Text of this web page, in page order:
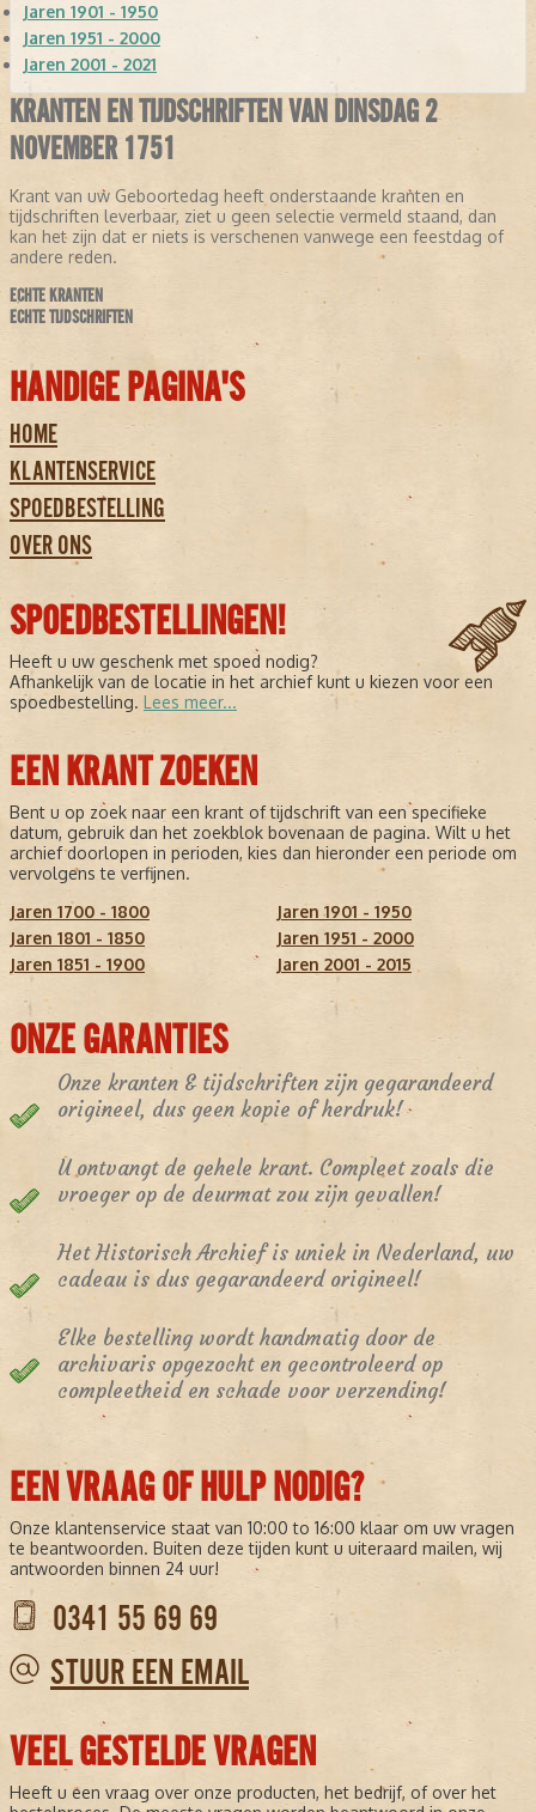
Jaren 1901 - 1950
Jaren 1951 - 2000
Jaren 2001 - 2021
KRANTEN EN TIJDSCHRIFTEN VAN DINSDAG 2
NOVEMBER 1751
Krant van uw Geboortedag heeft onderstaande kranten en
tijdschriften leverbaar, ziet u geen selectie vermeld staand, dan
kan het zijn dat er niets is verschenen vanwege een feestdag of
andere reden.
ECHTE KRANTEN
ECHTE TIJDSCHRIFTEN
HANDIGE PAGINA'S
HOME
KLANTENSERVICE
SPOEDBESTELLING
OVER ONS
SPOEDBESTELLINGEN!
Heeft u uw geschenk met spoed nodig?
Afhankelijk van de locatie in het archief kunt u kiezen voor een
spoedbestelling. Lees meer...
EEN KRANT ZOEKEN
Bent u op zoek naar een krant of tijdschrift van een specifieke
datum, gebruik dan het zoekblok bovenaan de pagina. Wilt u het
archief doorlopen in perioden, kies dan hieronder een periode om
vervolgens te verfijnen.
Jaren 1700 - 1800
Jaren 1801 - 1850
Jaren 1851 - 1900
Jaren 1901 - 1950
Jaren 1951 - 2000
Jaren 2001 - 2015
ONZE GARANTIES
Onze kranten & tijdschriften zijn gegarandeerd
origineel, dus geen kopie of herdruk!
U ontvangt de gehele krant. Compleet zoals die
vroeger op de deurmat zou zijn gevallen!
Het Historisch Archief is uniek in Nederland, uw
cadeau is dus gegarandeerd origineel!
Elke bestelling wordt handmatig door de
archivaris opgezocht en gecontroleerd op
compleetheid en schade voor verzending!
EEN VRAAG OF HULP NODIG?
Onze klantenservice staat van 10:00 to 16:00 klaar om uw vragen
te beantwoorden. Buiten deze tijden kunt u uiteraard mailen, wij
antwoorden binnen 24 uur!
0341 55 69 69
STUUR EEN EMAIL
VEEL GESTELDE VRAGEN
Heeft u een vraag over onze producten, het bedrijf, of over het